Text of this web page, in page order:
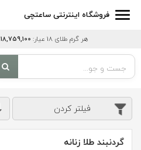
فروشگاه اینترنتی ساعتچی
هر گرم طلای 18 عیار: 18,759,100
فیلتر کردن
گردنبند طلا زنانه